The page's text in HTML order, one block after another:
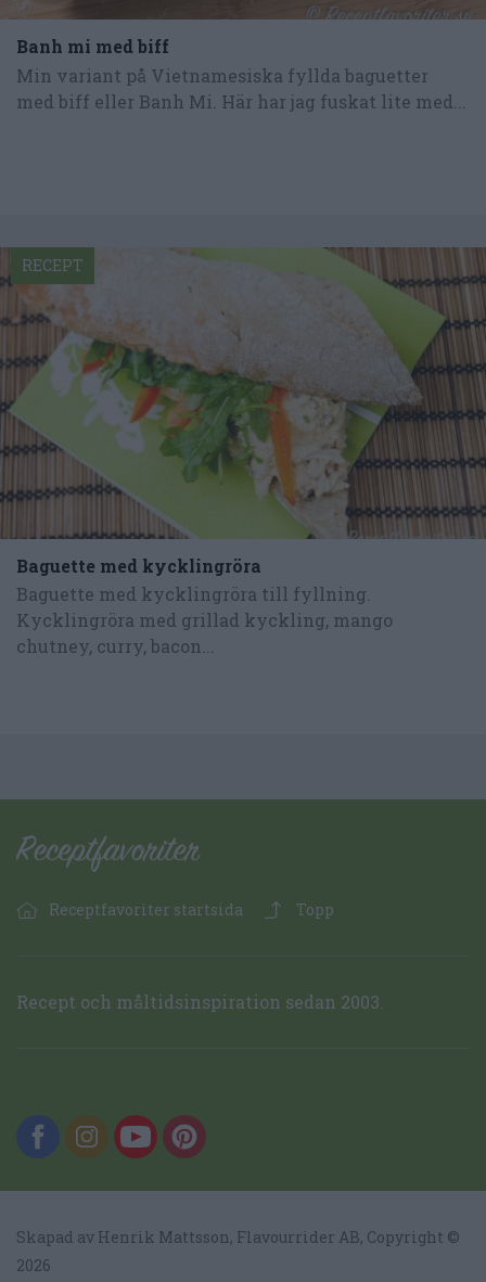
Banh mi med biff
Min variant på Vietnamesiska fyllda baguetter
med biff eller Banh Mi. Här har jag fuskat lite med...
Baguette med kycklingröra
Baguette med kycklingröra till fyllning.
Kycklingröra med grillad kyckling, mango
chutney, curry, bacon...
RECEPT
Receptfavoriter startsida Topp
Recept och måltidsinspiration sedan 2003.
Skapad av Henrik Mattsson, Flavourrider AB, Copyright ©
2026